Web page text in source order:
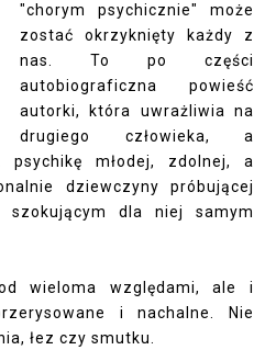
"chorym psychicznie" może
zostać okrzyknięty każdy z
nas. To po części
autobiograficzna powieść
autorki, która uwrażliwia na
drugiego człowieka, a
psychikę młodej, zdolnej, a
dziewczyny próbującej
szokującym dla niej samym
wieloma względami, ale i
i nachalne. Nie
łez czy smutku.